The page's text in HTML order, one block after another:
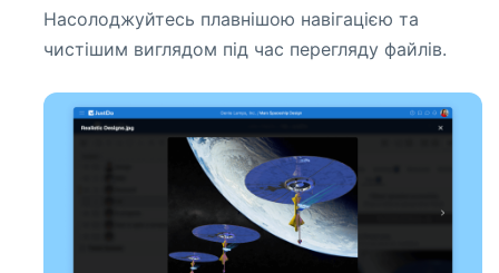
Насолоджуйтесь плавнішою навігацією та
чистішим виглядом під час перегляду файлів.